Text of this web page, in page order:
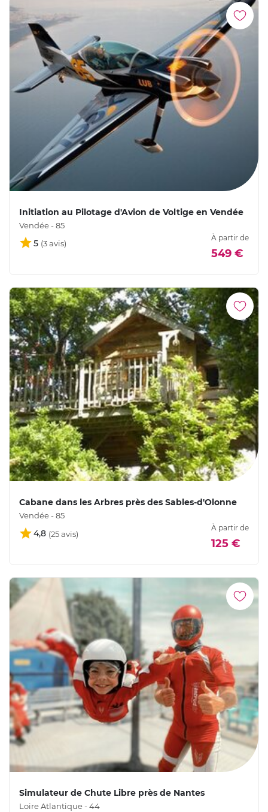
Initiation au Pilotage d'Avion de Voltige en Vendée
Vendée - 85
5
À partir de
549 €
Cabane dans les Arbres près des Sables-d'Olonne
Vendée - 85
4,8
À partir de
125 €
Simulateur de Chute Libre près de Nantes
Loire Atlantique - 44